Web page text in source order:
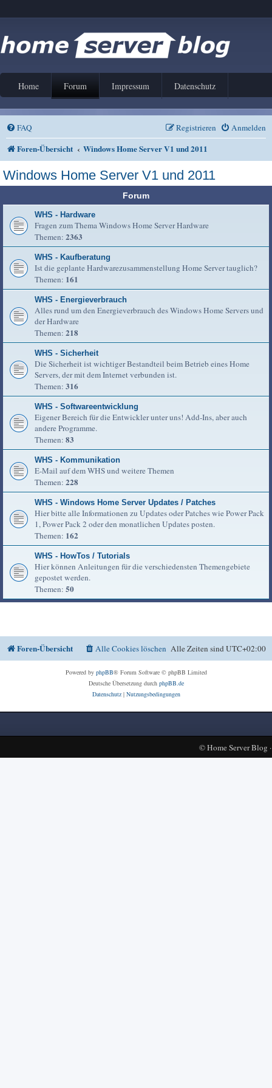
Home Forum Impressum Datenschutz
FAQ Anmelden
Registrieren
Foren-Übersicht Windows Home Server V1 und 2011
Windows Home Server V1 und 2011
Forum
WHS - Hardware
Fragen zum Thema Windows Home Server Hardware
Themen: 2363
WHS - Kaufberatung
Ist die geplante Hardwarezusammenstellung Home Server tauglich?
Themen: 161
WHS - Energieverbrauch
Alles rund um den Energieverbrauch des Windows Home Servers und
der Hardware
Themen: 218
WHS - Sicherheit
Die Sicherheit ist wichtiger Bestandteil beim Betrieb eines Home
Servers, der mit dem Internet verbunden ist.
Themen: 316
WHS - Softwareentwicklung
Eigener Bereich für die Entwickler unter uns! Add-Ins, aber auch
andere Programme.
Themen: 83
WHS - Kommunikation
E-Mail auf dem WHS und weitere Themen
Themen: 228
WHS - Windows Home Server Updates / Patches
Hier bitte alle Informationen zu Updates oder Patches wie Power Pack
1, Power Pack 2 oder den monatlichen Updates posten.
Themen: 162
WHS - HowTos / Tutorials
Hier können Anleitungen für die verschiedensten Themengebiete
gepostet werden.
Themen: 50
Foren-Übersicht Alle Zeiten sindUTC+02:00
Alle Cookies löschen
Powered by phpBB® Forum Software © phpBB Limited
Deutsche Übersetzung durch phpBB.de
Datenschutz| Nutzungsbedingungen
©Home Server Blog